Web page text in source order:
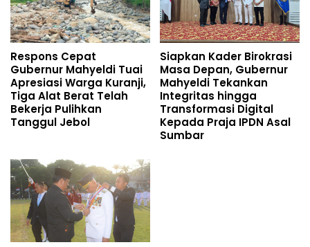
Respons Cepat
Gubernur Mahyeldi Tuai
Apresiasi Warga Kuranji,
Tiga Alat Berat Telah
Bekerja Pulihkan
Tanggul Jebol
Siapkan Kader Birokrasi
Masa Depan, Gubernur
Mahyeldi Tekankan
Integritas hingga
Transformasi Digital
Kepada Praja IPDN Asal
Sumbar